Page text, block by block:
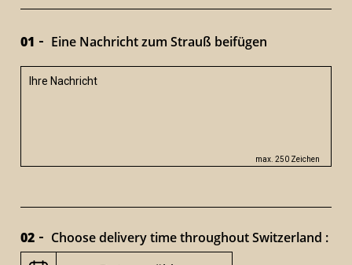
01 Eine Nachricht zum Strauß beifügen
max. 250 Zeichen
02 Choose delivery time throughout Switzerland :